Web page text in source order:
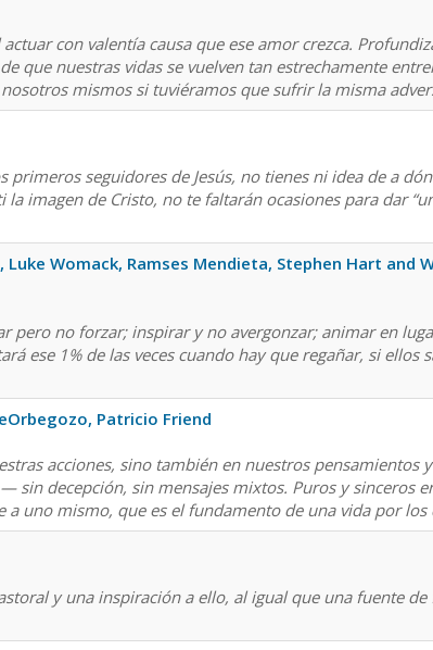
con valentía causa que ese amor crezca.
que nuestras vidas se vuelven tan estrechamente
mismos si tuviéramos que sufrir la misma
primeros seguidores de Jesús, no tienes ni idea de a
imagen de Cristo, no te faltarán ocasiones para dar
Womack, Ramses Mendieta, Stephen Hart and
pero no forzar; inspirar y no avergonzar; animar en
ese 1% de las veces cuando hay que regañar, si ellos
Patricio Friend
acciones, sino también en nuestros pensamientos
sin decepción, sin mensajes mixtos. Puros y sinceros
uno mismo, que es el fundamento de una vida por los
y una inspiración a ello, al igual que una fuente